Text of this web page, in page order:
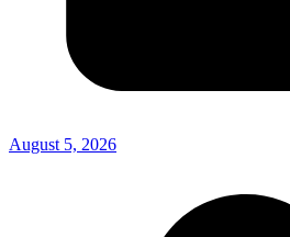
August 5, 2026